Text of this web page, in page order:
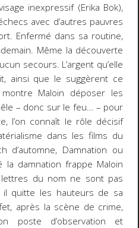
inexpressif (Erika Bok),
avec d’autres pauvres
Enfermé dans sa routine,
Même la découverte
secours. L’argent qu’elle
ainsi que le suggèrent ce
Maloin déposer les
– donc sur le feu… – pour
l’on connaît le rôle décisif
dans les films du
d’automne, Damnation ou
la damnation frappe Maloin
du nom ne sont pas
il quitte les hauteurs de sa
après la scène de crime,
poste d’observation et